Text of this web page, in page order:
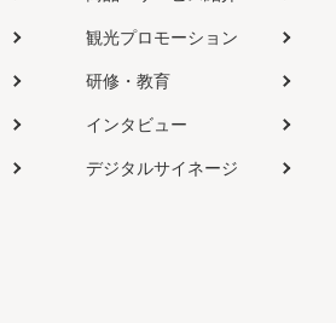
観光プロモーション
研修・教育
インタビュー
デジタルサイネージ